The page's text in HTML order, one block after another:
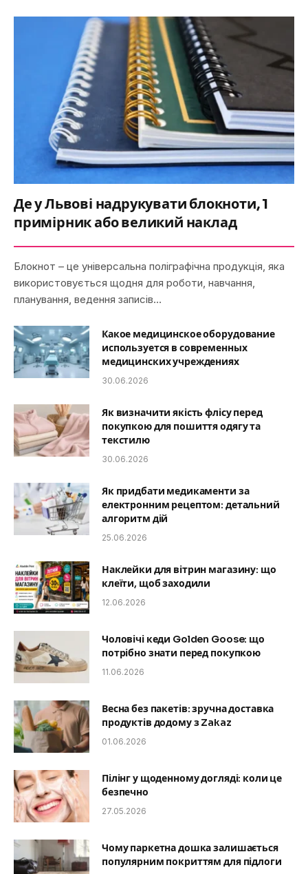
Де у Львові надрукувати блокноти, 1
примірник або великий наклад
Блокнот – це універсальна поліграфічна продукція, яка
використовується щодня для роботи, навчання,
планування, ведення записів…
Какое медицинское оборудование
используется в современных
медицинских учреждениях
30.06.2026
Як визначити якість флісу перед
покупкою для пошиття одягу та
текстилю
30.06.2026
Як придбати медикаменти за
електронним рецептом: детальний
алгоритм дій
25.06.2026
Наклейки для вітрин магазину: що
клеїти, щоб заходили
12.06.2026
Чоловічі кеди Golden Goose: що
потрібно знати перед покупкою
11.06.2026
Весна без пакетів: зручна доставка
продуктів додому з Zakaz
01.06.2026
Пілінг у щоденному догляді: коли це
безпечно
27.05.2026
Чому паркетна дошка залишається
популярним покриттям для підлоги